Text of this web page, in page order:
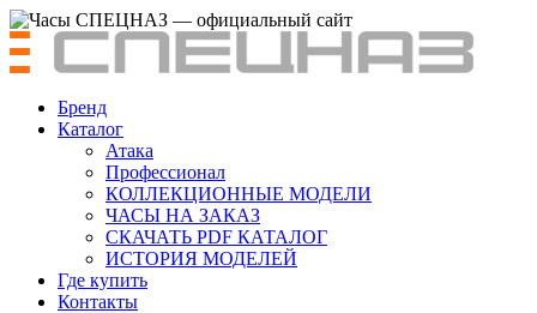
Бренд
Каталог
Атака
Профессионал
КОЛЛЕКЦИОННЫЕ МОДЕЛИ
ЧАСЫ НА ЗАКАЗ
СКАЧАТЬ PDF КАТАЛОГ
ИСТОРИЯ МОДЕЛЕЙ
Где купить
Контакты